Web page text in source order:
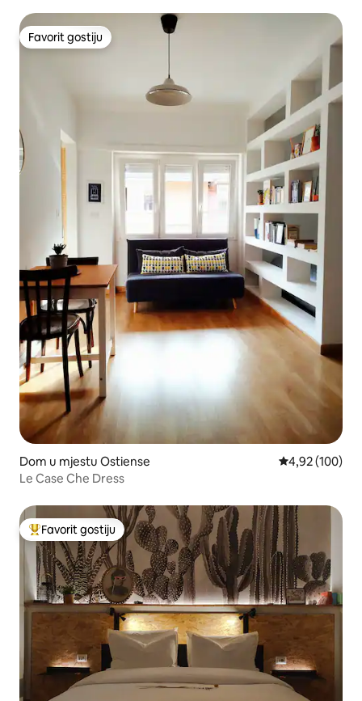
Favorit gostiju
Favorit gostiju
Dom u mjestu Ostiense Prosječna
4,92 (100)
Le Case Che Dress
Glavni favorit gostiju
Favorit gostiju